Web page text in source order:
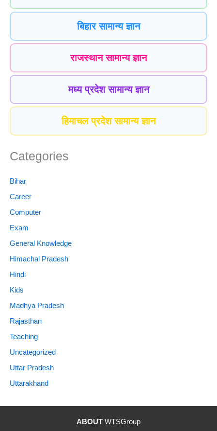
बिहार सामान्य ज्ञान
राजस्थान सामान्य ज्ञान
मध्य प्रदेश सामान्य ज्ञान
हिमाचल प्रदेश सामान्य ज्ञान
Categories
Bihar
Career
Computer
Exam
General Knowledge
Himachal Pradesh
Hindi
Kids
Madhya Pradesh
Rajasthan
Teaching
Uncategorized
Uttar Pradesh
Uttarakhand
ABOUT WTSGroup